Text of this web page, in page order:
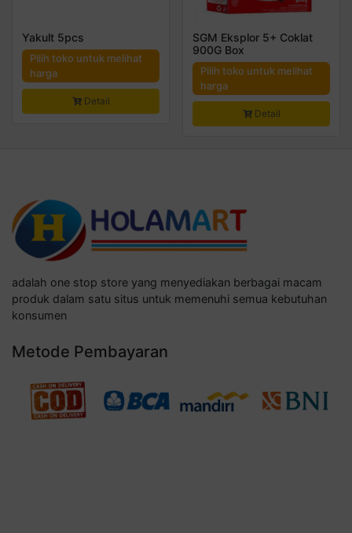
Yakult 5pcs
Pilih toko untuk melihat
harga
Detail
SGM Eksplor 5+ Coklat
900G Box
Pilih toko untuk melihat
harga
Detail
adalah one stop store yang menyediakan berbagai macam
produk dalam satu situs untuk memenuhi semua kebutuhan
konsumen
Metode Pembayaran